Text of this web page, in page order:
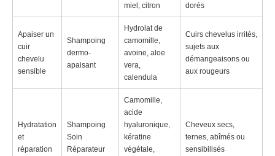
miel, citron
dorés
Apaiser un
cuir
chevelu
sensible
Shampoing
dermo-
apaisant
Hydrolat de
camomille,
avoine, aloe
vera,
calendula
Cuirs chevelus irrités,
sujets aux
démangeaisons ou
aux rougeurs
Hydratation
et
réparation
Shampoing
Soin
Réparateur
Camomille,
acide
hyaluronique,
kératine
végétale,
Cheveux secs,
ternes, abîmés ou
sensibilisés